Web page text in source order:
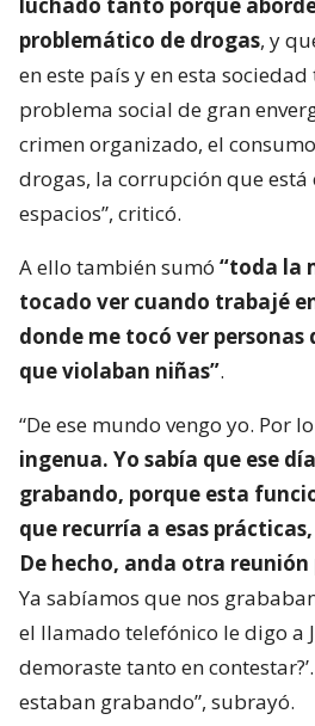
luchado tanto porque
problemático de drogas, y
en este país y en esta
problema social de gran
crimen organizado, el
drogas, la corrupción que está
espacios”, criticó.
A ello también sumó “toda la
tocado ver cuando trabajé
donde me tocó ver personas
que violaban niñas”.
“De ese mundo vengo yo. Por
ingenua. Yo sabía que ese
grabando, porque esta
que recurría a esas
De hecho, anda otra
Ya sabíamos que nos
el llamado telefónico le digo a
demoraste tanto en
estaban grabando”, subrayó.